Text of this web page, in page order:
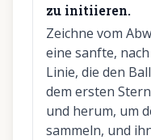
zu initiieren.
Zeichne vom
eine sanfte,
Linie, die den
dem ersten
und herum, um
sammeln, und